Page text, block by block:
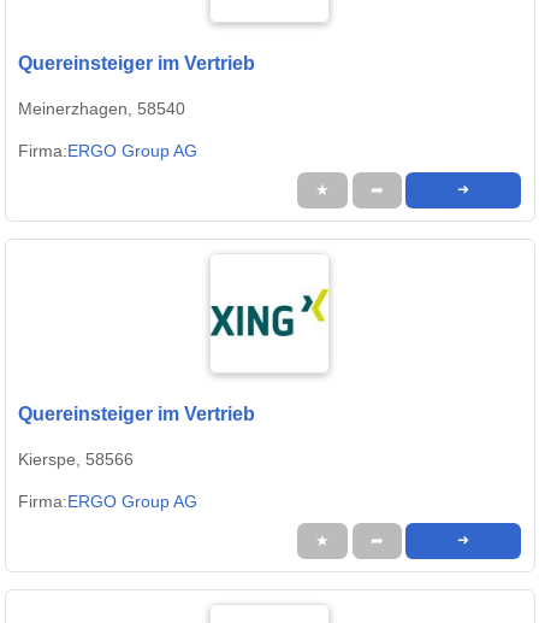
Quereinsteiger im Vertrieb
Meinerzhagen, 58540
Firma:ERGO Group AG
★ ➦ ➜
Quereinsteiger im Vertrieb
Kierspe, 58566
Firma:ERGO Group AG
★ ➦ ➜